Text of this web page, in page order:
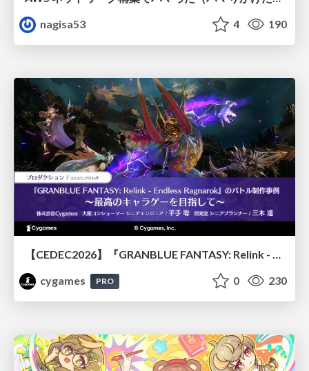
nagisa53
4 190
【CEDEC2026】『GRANBLUE FANTASY: Relink - Endless Ragnarok』のバトル制作事例 ～最高のキャラゲーを目指して～
cygames
PRO 0 230